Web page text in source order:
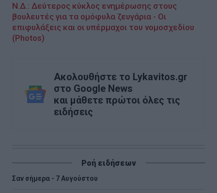
Ν.Δ.: Δεύτερος κύκλος ενημέρωσης στους
βουλευτές για τα ομόφυλα ζευγάρια - Οι
επιφυλάξεις και οι υπέρμαχοι του νομοσχεδίου
(Photos)
Ακολουθήστε το Lykavitos.gr
στο Google News
και μάθετε πρώτοι όλες τις
ειδήσεις
Ροή ειδήσεων
Σαν σήμερα - 7 Αυγούστου